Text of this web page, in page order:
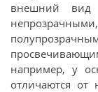
внешний вид
например, у
отличаются от